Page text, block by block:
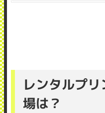
レンタルプ
場は？